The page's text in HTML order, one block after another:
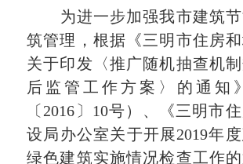
为进一步加强我市建筑
筑管理， 根据《三明市住房
关于印发〈推广随机抽查机
后监管工作方案〉的通知
〔2016〕10号）、《三明市
设局办公室关于开展2019年
绿色建筑实施情况检查工作